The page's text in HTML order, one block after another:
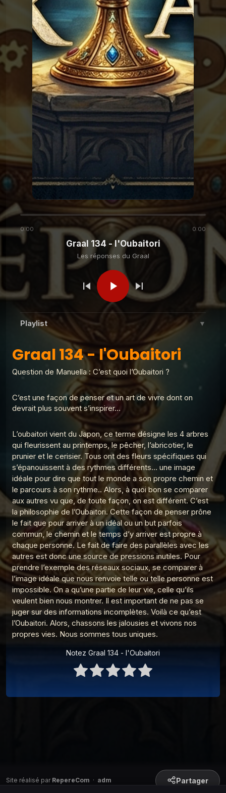
Les réponses du Graal
Graal 162 - Pleurer de
joie
Les réponses du
Graal
Graal 161 - Le monkey-
barring
Les réponses du
Graal
Graal 159 - Le petit
déjeuner
Les réponses du
Graal
Graal 149 - Intelligence
Artificielle
Les réponses du
Graal
chat
Les réponses du
Graal
Graal 141 - L'île Saint-
Aubin ?
Les réponses du
Graal 140 - Place de la
Les réponses du
Graal
Graal 139 - Ma mère préfère
mon frère ?
Les réponses du Graal Graal 138 - Gros mots
Les réponses du
Graal
Graal 137 - Place de la
rochefoucauld
Les réponses du Graal
0:00 0:00
Graal 134 - l'Oubaitori
Les réponses du Graal
Playlist ▼
Graal 134 - l'Oubaitori
Les réponses du Graal
2
Graal 99 - Tromper 'légalement' ?
Les réponses du Graal
3
Graal 98 - Adèle H ?
Les réponses du Graal
4
Graal 97 - La croix de prunier ?
Les réponses du Graal
Graal 96 - Verlaine a-t-il tué Rimbaud ?
Les réponses du Graal
6
Graal 94 - Amour sans sexe ?
Les réponses du Graal
7
Graal 93 - Sodome et Gomorrhe ?
Les réponses du Graal
8
Graal 92 - Noé a-t-il existé ?
Les réponses du Graal
9
Graal 91 - Adam, Eve et le sexe
Les réponses du Graal
Graal 163 - La peur de l'avion
Les réponses du Graal
11
Graal 162 - Pleurer de joie
Les réponses du Graal
Les réponses du Graal
16
Les réponses du Graal
Graal 134 - l'Oubaitori
Question de Manuella : C’est quoi l’Oubaitori ?
C’est une façon de penser et un art de vivre dont on
devrait plus souvent s’inspirer…
L’oubaitori vient du Japon, ce terme désigne les 4 arbres
qui fleurissent au printemps, le pêcher, l’abricotier, le
prunier et le cerisier. Tous ont des fleurs spécifiques qui
s’épanouissent à des rythmes différents… une image
idéale pour dire que tout le monde a son propre chemin et
le parcours à son rythme.. Alors, à quoi bon se comparer
aux autres vu que, de toute façon, on est différent. C’est
la philosophie de l’Oubaitori. Cette façon de penser prône
le fait que pour arriver à un idéal ou un but parfois
commun, le chemin et le temps d’y arriver est propre à
chaque personne. Le fait de faire des parallèles avec les
autres est donc une source de pressions inutiles. Pour
prendre l’exemple des réseaux sociaux, se comparer à
l’image idéale que nous renvoie telle ou telle personne est
impossible. On a qu’une partie de leur vie, celle qu’ils
veulent bien nous montrer. Il est important de ne pas se
juger sur des informations incomplètes. Voilà ce qu’est
l’Oubaitori. Alors, chassons les jalousies et vivons nos
propres vies. Nous sommes tous uniques.
Notez Graal 134 - l'Oubaitori
Site réalisé par RepereCom · adm Partager